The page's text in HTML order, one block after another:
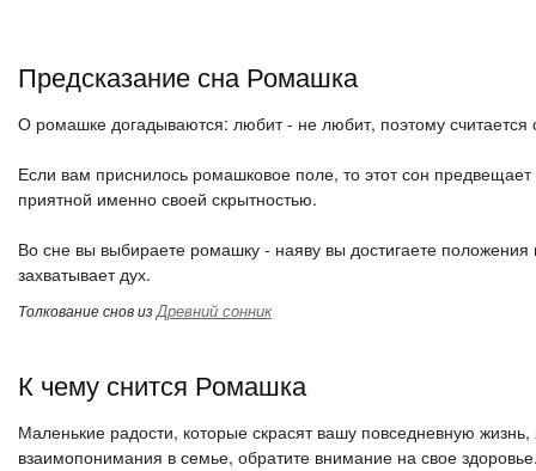
Предсказание сна Ромашка
О ромашке догадываются: любит - не любит, поэтому
Если вам приснилось ромашковое поле, то этот сон
приятной именно своей скрытностью.
Во сне вы выбираете ромашку - наяву вы достигаете
захватывает дух.
Толкование снов изДревний сонник
К чему снится Ромашка
Маленькие радости, которые скрасят вашу повседневную
взаимопонимания в семье, обратите внимание на свое